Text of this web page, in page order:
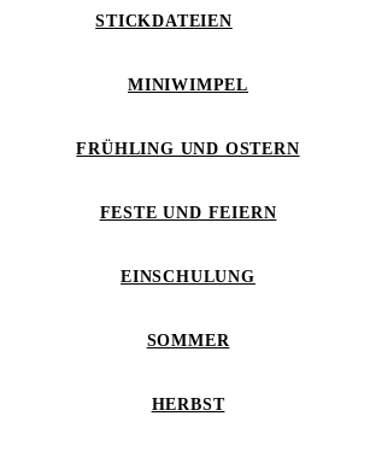
STICKDATEIEN
MINIWIMPEL
FRÜHLING UND OSTERN
FESTE UND FEIERN
EINSCHULUNG
SOMMER
HERBST